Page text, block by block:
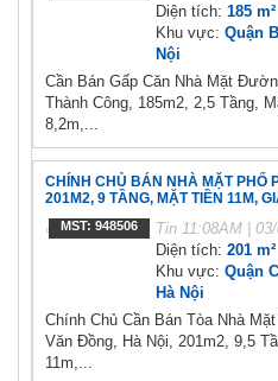
Diện tích: 185 m²
Khu vực: Quận
Nội
Cần Bán Gấp Căn Nhà Mặt
Thành Công, 185m2, 2,5 Tầng,
8,2m,...
CHÍNH CHỦ BÁN NHÀ MẶT PHỐ
201M2, 9 TẦNG, MẶT TIỀN 11M,
MST: 948506 Tin 11:08AM |
Diện tích: 201 m²
Khu vực: Quận
Hà Nội
Chính Chủ Cần Bán Tòa Nhà
Văn Đồng, Hà Nội, 201m2, 9,5
11m,...